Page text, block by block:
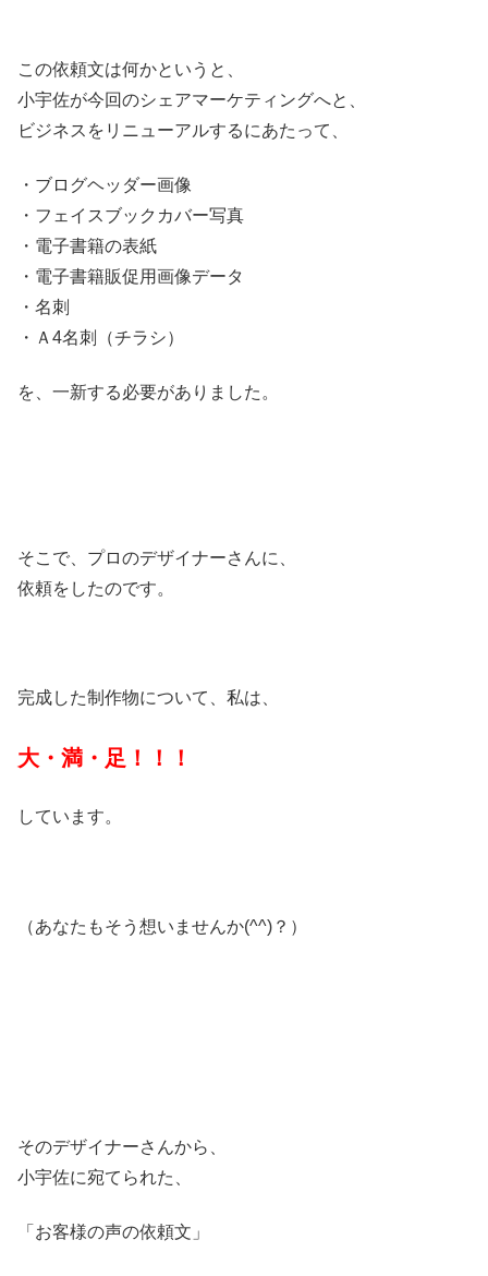
この依頼文は何かというと、
小宇佐が今回のシェアマーケティングへと、
ビジネスをリニューアルするにあたって、
・ブログヘッダー画像
・フェイスブックカバー写真
・電子書籍の表紙
・電子書籍販促用画像データ
・名刺
・Ａ4名刺（チラシ）
を、一新する必要がありました。
そこで、プロのデザイナーさんに、
依頼をしたのです。
完成した制作物について、私は、
大・満・足！！！
しています。
（あなたもそう想いませんか(^^)？）
そのデザイナーさんから、
小宇佐に宛てられた、
「お客様の声の依頼文」